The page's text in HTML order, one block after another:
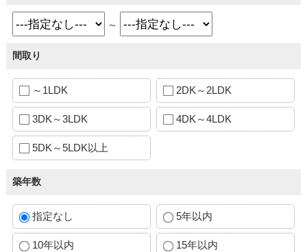
～
間取り
～1LDK 2DK～2LDK
3DK～3LDK 4DK～4LDK
5DK～5LDK以上
築年数
指定なし 5年以内
10年以内 15年以内